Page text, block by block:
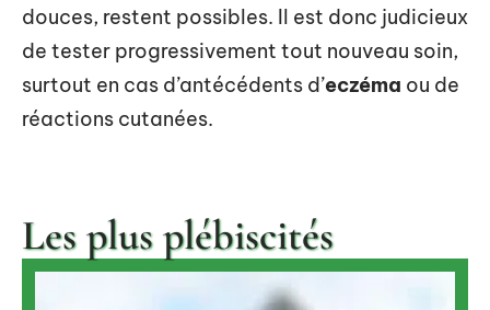
douces, restent possibles. Il est donc judicieux
de tester progressivement tout nouveau soin,
surtout en cas d’antécédents d’eczéma ou de
réactions cutanées.
Les plus plébiscités